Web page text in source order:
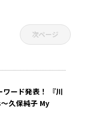
次ページ
ード発表！ 『川
久保純子 My